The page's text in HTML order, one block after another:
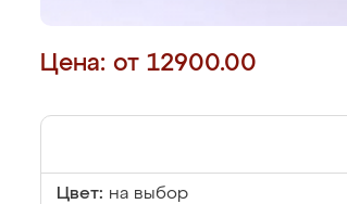
Цена: от 12900.00
Цвет: на выбор